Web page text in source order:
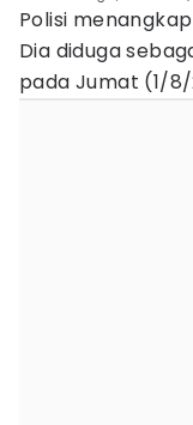
Polisi
Dia diduga
pada Jumat (1/